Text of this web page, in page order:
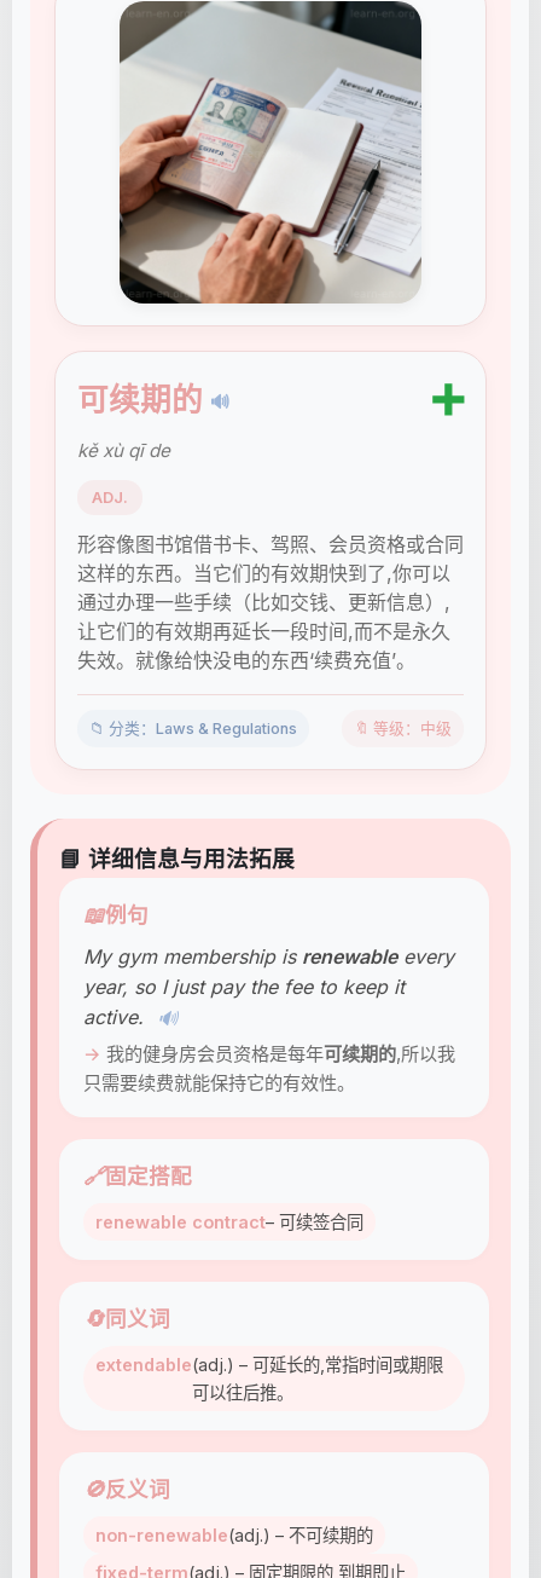
可续期的 🔊 ➕
kě xù qī de
ADJ.
形容像图书馆借书卡、驾照、会员资格或合同
这样的东西。当它们的有效期快到了,你可以
通过办理一些手续（比如交钱、更新信息）,
让它们的有效期再延长一段时间,而不是永久
失效。就像给快没电的东西‘续费充值’。
📁 分类：Laws & Regulations 🔖 等级：中级
📘 详细信息与用法拓展
📖例句
My gym membership is renewableevery
year, so I just pay the fee to keep it
active.
🔊
我的健身房会员资格是每年可续期的,所以我
只需要续费就能保持它的有效性。
🔗固定搭配
renewable contract– 可续签合同
🔄同义词
extendable(adj.) – 可延长的,常指时间或期限
可以往后推。
🚫反义词
non-renewable(adj.) – 不可续期的
fixed-term(adj.) – 固定期限的,到期即止